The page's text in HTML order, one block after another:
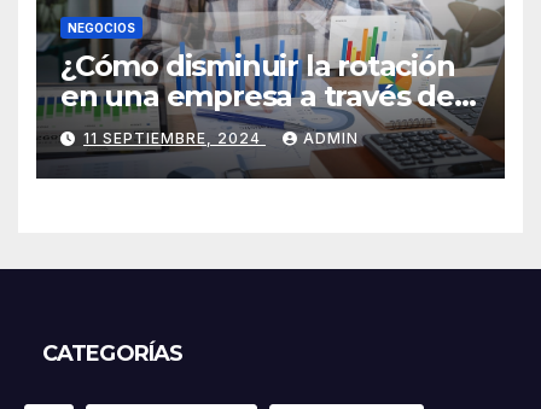
NEGOCIOS
¿Cómo disminuir la rotación
en una empresa a través de
HR Analytics?
11 SEPTIEMBRE, 2024 ADMIN
CATEGORÍAS